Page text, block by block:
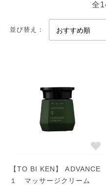
き返します！！ 私たちの皮膚
ても必要なのです。
なのに、肌が乾燥したりする
水量がつきることはないとさ
は、皮膚表面にでてくる「皮
●洗いすぎ
･･･洗顔料の常識だと思って
おったように感じても、洗浄
る大事な「皮脂」を必要以上
す。 しかも、使い続けていく
全
並び替え：
【TO BI KEN】 ADVANCE
１ マッサージクリーム